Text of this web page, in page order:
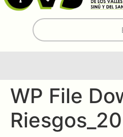
Buscar:
Inicio
Nosotros
WP File